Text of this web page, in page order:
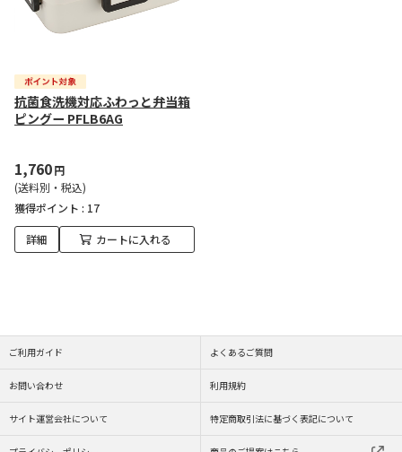
抗菌食洗機対応ふわっと弁当箱
ピングー PFLB6AG
1,760円
(送料別・税込)
獲得ポイント : 17
詳細 カートに入れる
ご利用ガイド よくあるご質問
お問い合わせ 利用規約
サイト運営会社について 特定商取引法に基づく表記について